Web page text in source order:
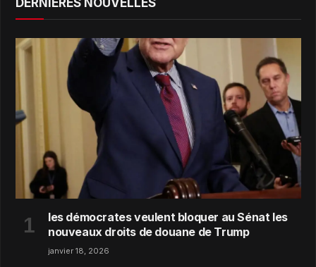
DERNIÈRES NOUVELLES
les démocrates veulent bloquer au Sénat les
nouveaux droits de douane de Trump
janvier 18, 2026